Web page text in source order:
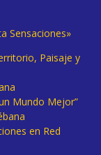
Sensaciones»
Paisaje y
Mundo Mejor”
en Red